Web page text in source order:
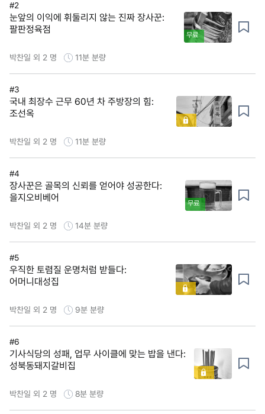
#2
눈앞의 이익에 휘둘리지 않는 진짜 장사꾼:
팔판정육점
무료
박찬일 외 2 명 11분 분량
#3
국내 최장수 근무 60년 차 주방장의 힘:
조선옥
박찬일 외 2 명 11분 분량
#4
장사꾼은 골목의 신뢰를 얻어야 성공한다:
을지오비베어
무료
박찬일 외 2 명 14분 분량
#5
우직한 토렴질 운명처럼 받들다:
어머니대성집
박찬일 외 2 명 9분 분량
#6
기사식당의 성패, 업무 사이클에 맞는 밥을 낸다:
성북동돼지갈비집
박찬일 외 2 명 8분 분량